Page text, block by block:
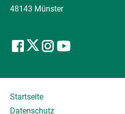
48143 Münster
Startseite
Datenschutz